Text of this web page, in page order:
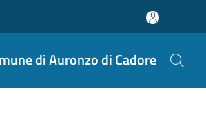
di Auronzo di Cadore